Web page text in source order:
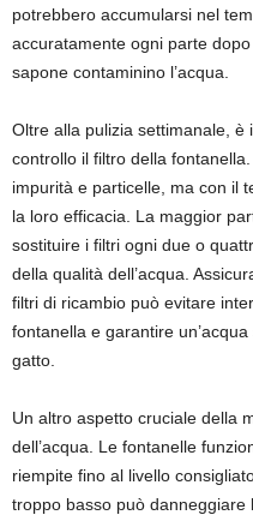
potrebbero accumularsi nel
accuratamente ogni parte
sapone contaminino l’acqua.
Oltre alla pulizia settimanale,
controllo il filtro della
impurità e particelle, ma con il
la loro efficacia. La maggior
sostituire i filtri ogni due o
della qualità dell’acqua.
filtri di ricambio può evitare
fontanella e garantire
gatto.
Un altro aspetto cruciale della
dell’acqua. Le fontanelle
riempite fino al livello
troppo basso può